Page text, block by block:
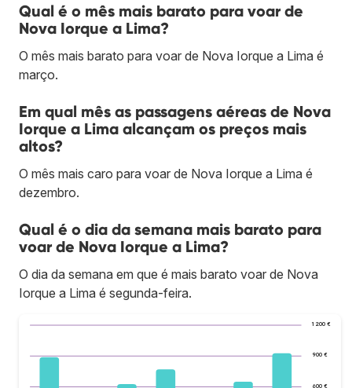
Qual é o mês mais barato para voar de
Nova Iorque a Lima?
O mês mais barato para voar de Nova Iorque a Lima é
março.
Em qual mês as passagens aéreas de Nova
Iorque a Lima alcançam os preços mais
altos?
O mês mais caro para voar de Nova Iorque a Lima é
dezembro.
Qual é o dia da semana mais barato para
voar de Nova Iorque a Lima?
O dia da semana em que é mais barato voar de Nova
Iorque a Lima é segunda-feira.
600 €
900 €
1 200 €